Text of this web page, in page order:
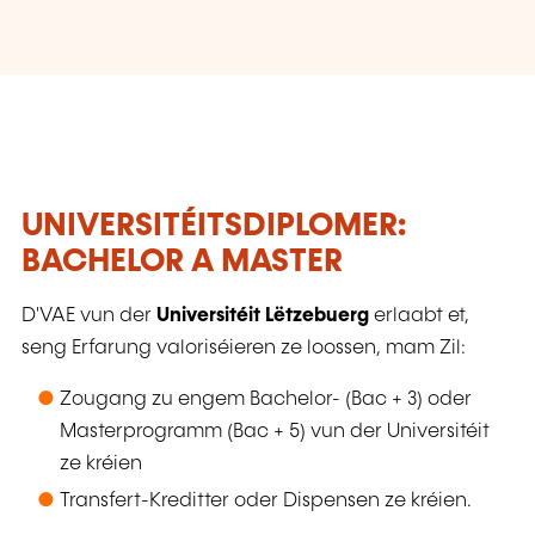
UNIVERSITÉITSDIPLOMER:
BACHELOR A MASTER
D'VAE vun der Universitéit Lëtzebuerg erlaabt et,
seng Erfarung valoriséieren ze loossen, mam Zil:
Zougang zu engem Bachelor- (Bac + 3) oder
Masterprogramm (Bac + 5) vun der Universitéit
ze kréien
Transfert-Kreditter oder Dispensen ze kréien.